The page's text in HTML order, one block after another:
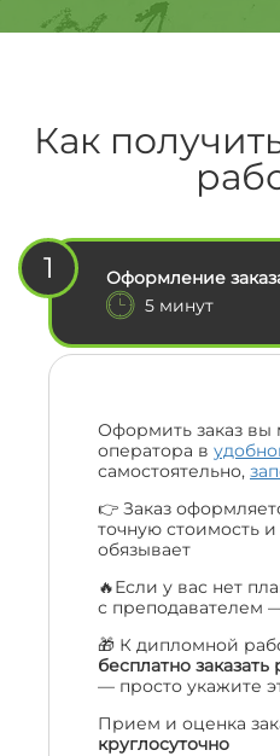
Как
1
Оформление
5 минут
Оформить заказ
оператора в
самостоятельно,
👉 Заказ
точную стоимость
обязывает
🔥Если у вас нет
с преподавателем
🎁 К дипломной
бесплатно
— просто укажите
Прием и оценка
круглосуточно